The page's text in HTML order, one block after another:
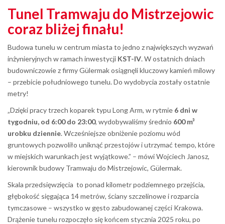
Tunel Tramwaju do Mistrzejowic
coraz bliżej finału!
Budowa tunelu w centrum miasta to jedno z największych wyzwań
inżynieryjnych w ramach inwestycji KST-IV. W ostatnich dniach
budowniczowie z firmy Gülermak osiągnęli kluczowy kamień milowy
– przebicie południowego tunelu. Do wydobycia zostały ostatnie
metry!
„Dzięki pracy trzech koparek typu Long Arm, w rytmie 6 dni w
tygodniu, od 6:00 do 23:00, wydobywaliśmy średnio 600 m³
urobku dziennie. Wcześniejsze obniżenie poziomu wód
gruntowych pozwoliło uniknąć przestojów i utrzymać tempo, które
w miejskich warunkach jest wyjątkowe.” – mówi Wojciech Janosz,
kierownik budowy Tramwaju do Mistrzejowic, Gülermak.
Skala przedsięwzięcia to ponad kilometr podziemnego przejścia,
głębokość sięgająca 14 metrów, ściany szczelinowe i rozparcia
tymczasowe – wszystko w gęsto zabudowanej części Krakowa.
Drążenie tunelu rozpoczęło się końcem stycznia 2025 roku, po